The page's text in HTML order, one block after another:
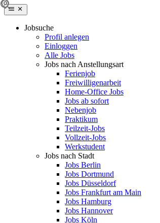
Jobsuche
Profil anlegen
Einloggen
Alle Jobs
Jobs nach Anstellungsart
Ferienjob
Freiwilligenarbeit
Home-Office Jobs
Jobs ab sofort
Nebenjob
Praktikum
Teilzeit-Jobs
Vollzeit-Jobs
Werkstudent
Jobs nach Stadt
Jobs Berlin
Jobs Dortmund
Jobs Düsseldorf
Jobs Frankfurt am Main
Jobs Hamburg
Jobs Hannover
Jobs Köln